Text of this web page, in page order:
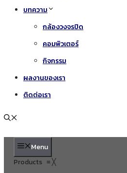
บทความ
กล้องวงจรปิด
คอมพิวเตอร์
กิจกรรม
ผลงานของเรา
ติดต่อเรา
Menu
Products ≡╳